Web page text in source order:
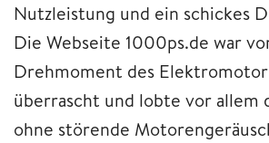
Nutzleistung und ein schickes
Die Webseite 1000ps.de war
Drehmoment des
überrascht und lobte vor allem
ohne störende